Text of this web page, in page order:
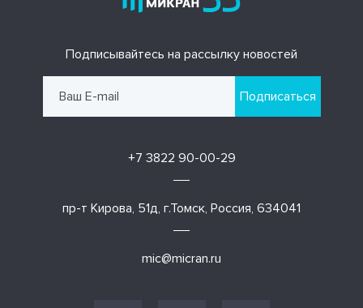
Подписывайтесь на рассылку новостей
Подписаться
+7 3822 90-00-29
mic@micran.ru
пр-т Кирова, 51д, г.Томск, Россия, 634041